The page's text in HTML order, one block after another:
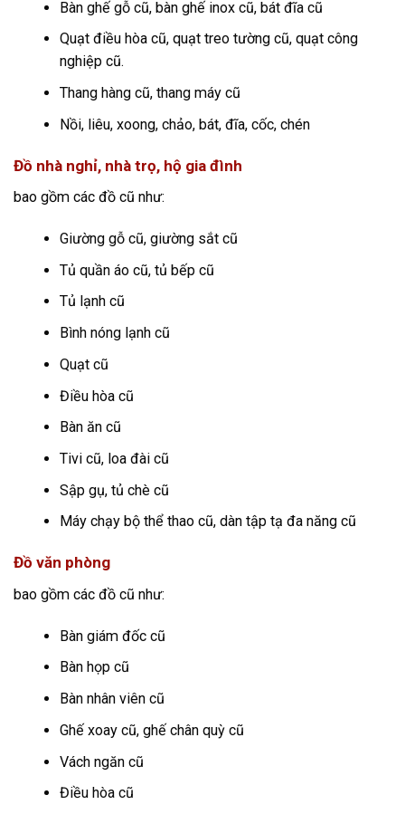
Bàn ghế gỗ cũ, bàn ghế inox cũ, bát đĩa cũ
Quạt điều hòa cũ, quạt treo tường cũ, quạt công
nghiệp cũ.
Thang hàng cũ, thang máy cũ
Nồi, liêu, xoong, chảo, bát, đĩa, cốc, chén
Đồ nhà nghỉ, nhà trọ, hộ gia đình
bao gồm các đồ cũ như:
Giường gỗ cũ, giường sắt cũ
Tủ quần áo cũ, tủ bếp cũ
Tủ lạnh cũ
Bình nóng lạnh cũ
Quạt cũ
Điều hòa cũ
Bàn ăn cũ
Tivi cũ, loa đài cũ
Sập gụ, tủ chè cũ
Máy chạy bộ thể thao cũ, dàn tập tạ đa năng cũ
Đồ văn phòng
bao gồm các đồ cũ như:
Bàn giám đốc cũ
Bàn họp cũ
Bàn nhân viên cũ
Ghế xoay cũ, ghế chân quỳ cũ
Vách ngăn cũ
Điều hòa cũ